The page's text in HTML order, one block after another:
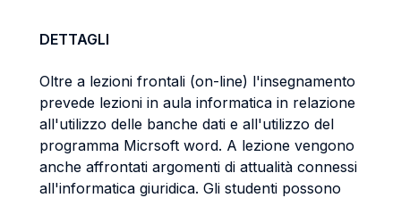
DETTAGLI
Oltre a lezioni frontali (on-line) l'insegnamento
prevede lezioni in aula informatica in relazione
all'utilizzo delle banche dati e all'utilizzo del
programma Micrsoft word. A lezione vengono
anche affrontati argomenti di attualità connessi
all'informatica giuridica. Gli studenti possono